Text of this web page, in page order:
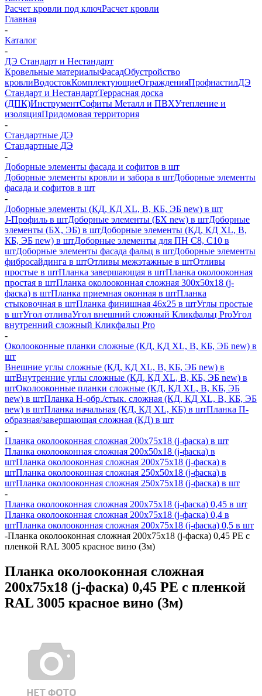
Расчет кровли под ключРасчет кровли
Главная
-
Каталог
-
ДЭ Стандарт и Нестандарт
Кровельные материалыФасадОбустройство
кровлиВодостокКомплектующиеОгражденияПрофнастилДЭ
Стандарт и НестандартТеррасная доска
(ДПК)ИнструментСофиты Металл и ПВХУтепление и
изоляцияПридомовая территория
-
Стандартные ДЭ
Стандартные ДЭ
-
Доборные элементы фасада и софитов в шт
Доборные элементы кровли и забора в штДоборные элементы
фасада и софитов в шт
-
Доборные элементы (КД, КД XL, В, КБ, ЭБ new) в шт
J-Профиль в штДоборные элементы (БХ new) в штДоборные
элементы (БХ, ЭБ) в штДоборные элементы (КД, КД XL, В,
КБ, ЭБ new) в штДоборные элементы для ПН С8, С10 в
штДоборные элементы фасада фальц в штДоборные элементы
фибросайдинга в штОтливы межэтажные в штОтливы
простые в штПланка завершающая в штПланка околооконная
простая в штПланка околооконная сложная 300х50х18 (j-
фаска) в штПланка приемная оконная в штПланка
стыковочная в штПланка финишная 46х25 в штУглы простые
в штУгол отливаУгол внешний сложный Кликфальц ProУгол
внутренний сложный Кликфальц Pro
-
Околооконные планки сложные (КД, КД XL, В, КБ, ЭБ new) в
шт
Внешние углы сложные (КД, КД XL, В, КБ, ЭБ new) в
штВнутренние углы сложные (КД, КД XL, В, КБ, ЭБ new) в
штОколооконные планки сложные (КД, КД XL, В, КБ, ЭБ
new) в штПланка H-обр./стык. сложная (КД, КД XL, В, КБ, ЭБ
new) в штПланка начальная (КД, КД XL, КБ) в штПланка П-
образная/завершающая сложная (КД) в шт
-
Планка околооконная сложная 200х75х18 (j-фаска) в шт
Планка околооконная сложная 200х50х18 (j-фаска) в
штПланка околооконная сложная 200х75х18 (j-фаска) в
штПланка околооконная сложная 250х50х18 (j-фаска) в
штПланка околооконная сложная 250х75х18 (j-фаска) в шт
-
Планка околооконная сложная 200х75х18 (j-фаска) 0,45 в шт
Планка околооконная сложная 200х75х18 (j-фаска) 0,4 в
штПланка околооконная сложная 200х75х18 (j-фаска) 0,5 в шт
-Планка околооконная сложная 200х75х18 (j-фаска) 0,45 PE с
пленкой RAL 3005 красное вино (3м)
Планка околооконная сложная
200х75х18 (j-фаска) 0,45 PE с пленкой
RAL 3005 красное вино (3м)